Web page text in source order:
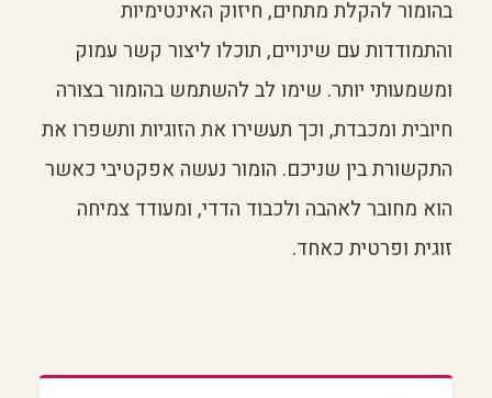
בהומור להקלת מתחים, חיזוק האינטימיות
והתמודדות עם שינויים, תוכלו ליצור קשר עמוק
ומשמעותי יותר. שימו לב להשתמש בהומור בצורה
חיובית ומכבדת, וכך תעשירו את הזוגיות ותשפרו את
התקשורת בין שניכם. הומור נעשה אפקטיבי כאשר
הוא מחובר לאהבה ולכבוד הדדי, ומעודד צמיחה
זוגית ופרטית כאחד.